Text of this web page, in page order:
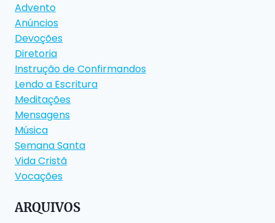
Advento
Anúncios
Devoções
Diretoria
Instrução de Confirmandos
Lendo a Escritura
Meditações
Mensagens
Música
Semana Santa
Vida Cristã
Vocações
ARQUIVOS